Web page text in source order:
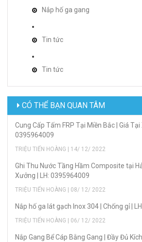
Nắp hố ga gang
Tin tức
Tin tức
CÓ THỂ BẠN QUAN TÂM
Cung Cấp Tấm FRP Tại Miền Bắc | Giá Tại
0395964009
TRIỆU TIẾN HOÀNG | 14/ 12/ 2022
Ghi Thu Nước Tầng Hầm Composite tại
Xưởng | LH: 0395964009
TRIỆU TIẾN HOÀNG | 08/ 12/ 2022
Nắp hố ga lát gạch Inox 304 | Chống gỉ |
TRIỆU TIẾN HOÀNG | 06/ 12/ 2022
Nắp Gang Bể Cáp Bằng Gang | Đầy Đủ